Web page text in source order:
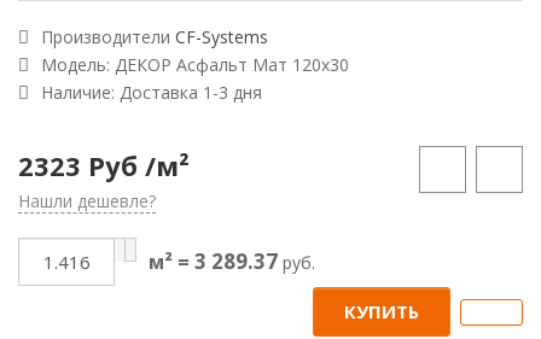
Производители CF-Systems
Модель: ДЕКОР Асфальт Мат 120х30
Наличие: Доставка 1-3 дня
2323 Руб /м²
Нашли дешевле?
м² = 3 289.37 руб.
КУПИТЬ